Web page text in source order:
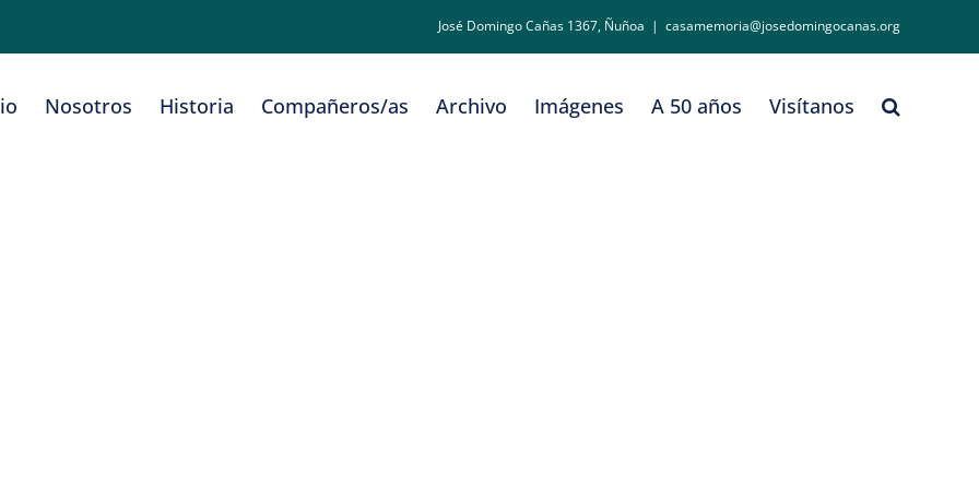
José Domingo Cañas 1367, Ñuñoa | casamemoria@josedomingocanas.org
Nosotros Historia Compañeros/as Archivo Imágenes A 50 años Visítanos